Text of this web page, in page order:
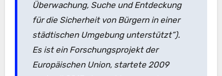
Überwachung, Suche und Entdeckung
für die Sicherheit von Bürgern in einer
städtischen Umgebung unterstützt”).
Es ist ein Forschungsprojekt der
Europäischen Union, startete 2009